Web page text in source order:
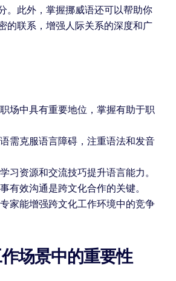
。此外，掌握挪威语还可以帮助你
的联系，增强人际关系的深度和广
场中具有重要地位，掌握有助于职
需克服语言障碍，注重语法和发音
习资源和交流技巧提升语言能力。
有效沟通是跨文化合作的关键。
家能增强跨文化工作环境中的竞争
场景中的重要性